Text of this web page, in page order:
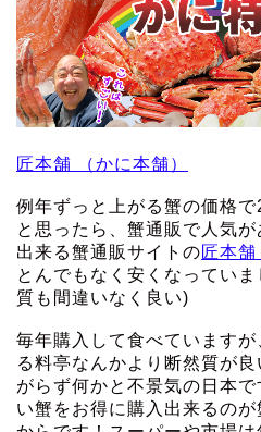
匠本舗 （かに本舗）
例年ずっと上がる蟹の価格
と思ったら、蟹通販で人気
出来る蟹通販サイトの匠本舗
とんでもなく安くなってい
質も間違いなく良い)
毎年購入して食べています
る料亭なんかより断然質が
がらず何かと不景気の日本
い蟹をお得に購入出来るの